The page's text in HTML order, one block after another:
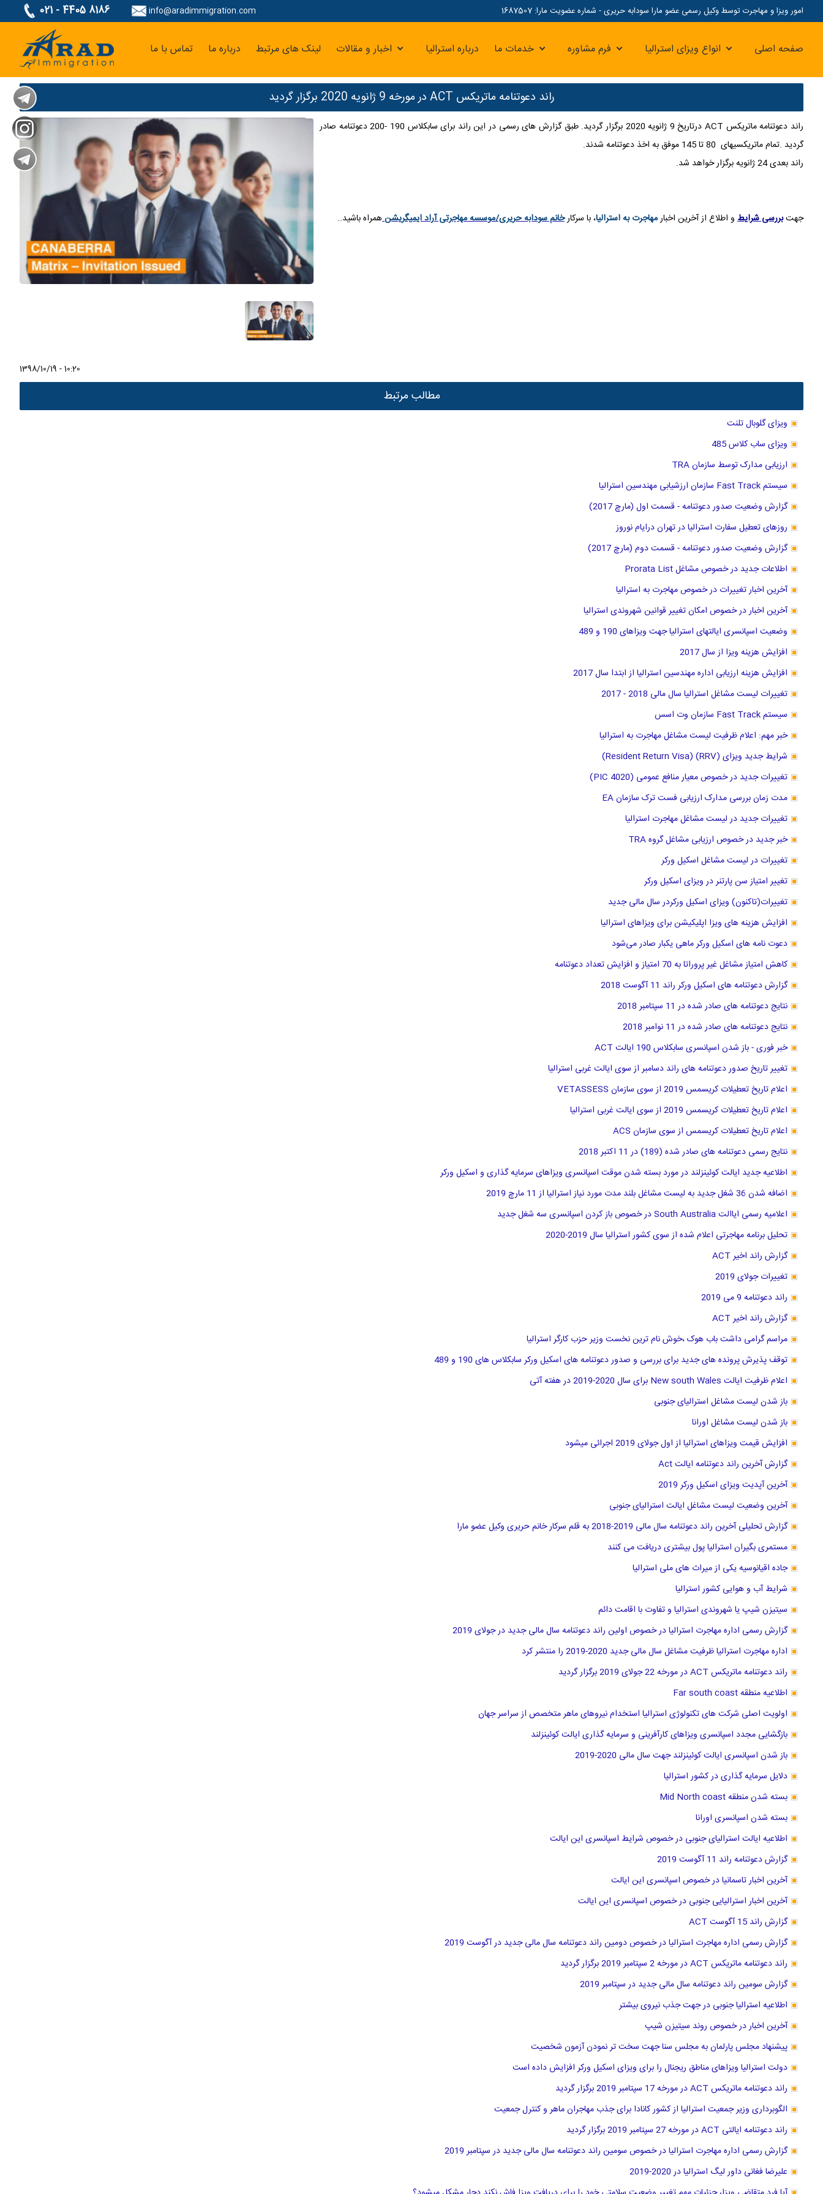
امور ویزا و مهاجرت توسط وکیل رسمی عضو مارا سودابه حریری - شماره عضویت مارا: 1687507 021 - 4405 8186 info@aradimmigration.com
صفحه اصلی انواع ویزای استرالیا فرم مشاوره خدمات ما درباره استرالیا اخبار و مقالات لینک های مرتبط درباره ما تماس با ما
راند دعوتنامه ماتریکس ACT در مورخه 9 ژانویه 2020 برگزار گردید
راند دعوتنامه ماتریکس ACT درتاریخ 9 ژانویه 2020 برگزار گردید. طبق گزارش های رسمی در این راند برای سابکلاس 190 -200 دعوتنامه صادر
گردید .تمام ماتریکسیهای 80 تا 145 موفق به اخذ دعوتنامه شدند.
راند بعدی 24 ژانویه برگزار خواهد شد.
جهتبررسی شرایط و اطلاع از آخرین اخبارمهاجرت به استرالیا، با سرکارخانم سودابه حریری/موسسه مهاجرتی آراد ایمیگریشنهمراه باشید..
1398/10/19 - 10:20
مطالب مرتبط
ویزای گلوبال تلنت
ویزای ساب کلاس 485
ارزیابی مدارک توسط سازمان TRA
سیستم Fast Track سازمان ارزشیابی مهندسین استرالیا
گزارش وضعیت صدور دعوتنامه - قسمت اول (مارچ 2017)
روزهای تعطیل سفارت استرالیا در تهران درایام نوروز
گزارش وضعیت صدور دعوتنامه - قسمت دوم (مارچ 2017)
اطلاعات جدید در خصوص مشاغل Prorata List
آخرین اخبار تغییرات در خصوص مهاجرت به استرالیا
آخرین اخبار در خصوص امکان تغییر قوانین شهروندی استرالیا
وضعیت اسپانسری ایالتهای استرالیا جهت ویزاهای 190 و 489
افزایش هزینه ویزا از سال 2017
افزایش هزینه ارزیابی اداره مهندسین استرالیا از ابتدا سال 2017
تغییرات لیست مشاغل استرالیا سال مالی 2018 - 2017
سیستم Fast Track سازمان وت اسس
خبر مهم: اعلام ظرفیت لیست مشاغل مهاجرت به استرالیا
شرایط جدید ویزای (RRV) (Resident Return Visa)
تغییرات جدید در خصوص معیار منافع عمومی (PIC 4020)
مدت زمان بررسی مدارک ارزیابی فست ترک سازمان EA
تغییرات جدید در لیست مشاغل مهاجرت استرالیا
خبر جدید در خصوص ارزیابی مشاغل گروه TRA
تغییرات در لیست مشاغل اسکیل ورکر
تغییر امتیاز سن پارتنر در ویزای اسکیل ورکر
تغییرات(تاکنون) ویزای اسکیل ورکردر سال مالی جدید
افزایش هزینه های ویزا اپلیکیشن برای ویزاهای استرالیا
دعوت نامه های اسکیل ورکر ماهی یکبار صادر می‌شود
کاهش امتیاز مشاغل غیر پروراتا به 70 امتیاز و افزایش تعداد دعوتنامه
گزارش دعوتنامه های اسکیل ورکر راند 11 آگوست 2018
نتایج دعوتنامه های صادر شده در 11 سپتامبر 2018
نتایج دعوتنامه های صادر شده در 11 نوامبر 2018
خبر فوری - باز شدن اسپانسری سابکلاس 190 ایالت ACT
تغییر تاریخ صدور دعوتنامه های راند دسامبر از سوی ایالت غربی استرالیا
اعلام تاریخ تعطیلات کریسمس 2019 از سوی سازمان VETASSESS
اعلام تاریخ تعطیلات کریسمس 2019 از سوی ایالت غربی استرالیا
اعلام تاریخ تعطیلات کریسمس از سوی سازمان ACS
نتایج رسمی دعوتنامه های صادر شده (189) در 11 اکتبر 2018
اطلاعیه جدید ایالت کوئینزلند در مورد بسته شدن موقت اسپانسری ویزاهای سرمایه گذاری و اسکیل ورکر
اضافه شدن 36 شغل جدید به لیست مشاغل بلند مدت مورد نیاز استرالیا از 11 مارچ 2019
اعلامیه رسمی ایاالت South Australia در خصوص باز کردن اسپانسری سه شغل جدید
تحلیل برنامه مهاجرتی اعلام شده از سوی کشور استرالیا سال 2019-2020
گزارش راند اخیر ACT
تغییرات جولای 2019
راند دعوتنامه 9 می 2019
گزارش راند اخیر ACT
مراسم گرامی داشت باب هوک ،خوش نام ترین نخست وزیر حزب کارگر استرالیا
توقف پذیرش پرونده های جدید برای بررسی و صدور دعوتنامه های اسکیل ورکر سابکلاس های 190 و 489
اعلام ظرفیت ایالت New south Wales برای سال 2020-2019 در هفته آتی
باز شدن لیست مشاغل استرالیای جنوبی
باز شدن لیست مشاغل اورانا
افزایش قیمت ویزاهای استرالیا از اول جولای 2019 اجرائی میشود
گزارش آخرین راند دعوتنامه ایالت Act
آخرین آپدیت ویزای اسکیل ورکر 2019
آخرین وضعیت لیست مشاغل ایالت استرالیای جنوبی
گزارش تحلیلی آخرین راند دعوتنامه سال مالی 2019-2018 به قلم سرکار خانم حریری وکیل عضو مارا
مستمری بگیران استرالیا پول بیشتری دریافت می کنند
جاده اقیانوسیه یکی از میراث های ملی استرالیا
شرایط آب و هوایی کشور استرالیا
سیتیزن شیپ یا شهروندی استرالیا و تفاوت با اقامت دائم
گزارش رسمی اداره مهاجرت استرالیا در خصوص اولین راند دعوتنامه سال مالی جدید در جولای 2019
اداره مهاجرت استرالیا ظرفیت مشاغل سال مالی جدید 2020-2019 را منتشر کرد
راند دعوتنامه ماتریکس ACT در مورخه 22 جولای 2019 برگزار گردید
اطلاعیه منطقه Far south coast
اولویت اصلی شرکت های تکنولوژی استرالیا استخدام نیروهای ماهر متخصص از سراسر جهان
بازگشایی مجدد اسپانسری ویزاهای کارآفرینی و سرمایه گذاری ایالت کوئینزلند
باز شدن اسپانسری ایالت کوئینزلند جهت سال مالی 2020-2019
دلایل سرمایه گذاری در کشور استرالیا
بسته شدن منطقه Mid North coast
بسته شدن اسپانسری اورانا
اطلاعیه ایالت استرالیای جنوبی در خصوص شرایط اسپانسری این ایالت
گزارش دعوتنامه راند 11 آگوست 2019
آخرین اخبار تاسمانیا در خصوص اسپانسری این ایالت
آخرین اخبار استرالیایی جنوبی در خصوص اسپانسری این ایالت
گزارش راند 15 آگوست ACT
گزارش رسمی اداره مهاجرت استرالیا در خصوص دومین راند دعوتنامه سال مالی جدید در آگوست 2019
راند دعوتنامه ماتریکس ACT در مورخه 2 سپتامبر 2019 برگزار گردید
گزارش سومین راند دعوتنامه سال مالی جدید در سپتامبر 2019
اطلاعیه استرالیا جنوبی در جهت جذب نیروی بیشتر
آخرین اخبار در خصوص روند سیتیزن شیپ
پیشنهاد مجلس پارلمان به مجلس سنا جهت سخت تر نمودن آزمون شخصیت
دولت استرالیا ویزاهای مناطق ریجنال را برای ویزای اسکیل ورکر افزایش داده است
راند دعوتنامه ماتریکس ACT در مورخه 17 سپتامبر 2019 برگزار گردید
الگوبرداری وزیر جمعیت استرالیا از کشور کانادا برای جذب مهاجران ماهر و کنترل جمعیت
راند دعوتنامه ایالتی ACT در مورخه 27 سپتامبر 2019 برگزار گردید
گزارش رسمی اداره مهاجرت استرالیا در خصوص سومین راند دعوتنامه سال مالی جدید در سپتامبر 2019
علیرضا فغانی داور لیگ استرالیا در 2020-2019